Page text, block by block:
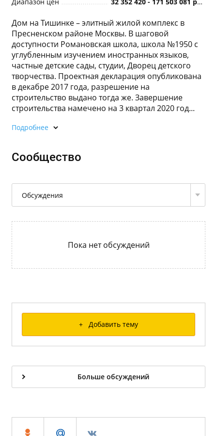
Дом на Тишинке – элитный жилой комплекс в
Пресненском районе Москвы. В шаговой
доступности Романовская школа, школа №1950 с
углубленным изучением иностранных языков,
частные детские сады, студии, Дворец детского
творчества. Проектная декларация опубликована
в декабре 2017 года, разрешение на
строительство выдано тогда же. Завершение
строительства намечено на 3 квартал 2020 год...
Подробнее
Сообщество
Обсуждения
Пока нет обсуждений
+ Добавить тему
Больше обсуждений